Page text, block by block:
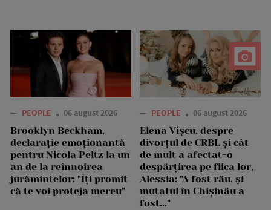
— PEOPLE 06 august 2026
Brooklyn Beckham,
declarație emoționantă
pentru Nicola Peltz la un
an de la reînnoirea
jurămintelor: "Îți promit
că te voi proteja mereu"
— PEOPLE 06 august 2026
Elena Vîșcu, despre
divorțul de CRBL și cât
de mult a afectat-o
despărțirea pe fiica lor,
Alessia: "A fost rău, și
mutatul în Chișinău a
fost..."